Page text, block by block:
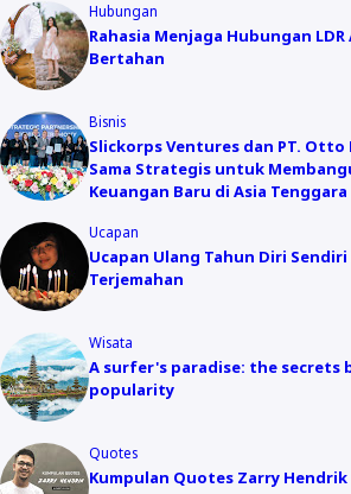
Hubungan
Rahasia Menjaga Hubungan
Bertahan
Bisnis
Slickorps Ventures dan PT. Otto
Sama Strategis untuk
Keuangan Baru di Asia Tenggara
Ucapan
Ucapan Ulang Tahun Diri
Terjemahan
Wisata
A surfer's paradise: the secrets
popularity
Quotes
Kumpulan Quotes Zarry